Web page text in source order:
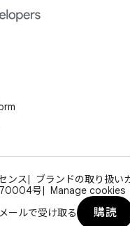
ンス
ブランドの取り扱い
号
Manage cookies
ールで受け取る
購読